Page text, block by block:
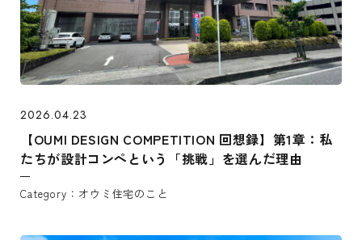
2026.04.23
【OUMI DESIGN COMPETITION 回想録】第1章：私
たちが設計コンペという「挑戦」を選んだ理由
オウミ住宅のこと